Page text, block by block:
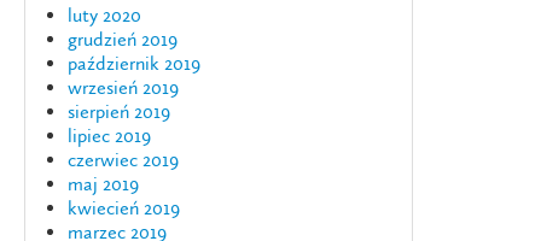
luty 2020
grudzień 2019
październik 2019
wrzesień 2019
sierpień 2019
lipiec 2019
czerwiec 2019
maj 2019
kwiecień 2019
marzec 2019